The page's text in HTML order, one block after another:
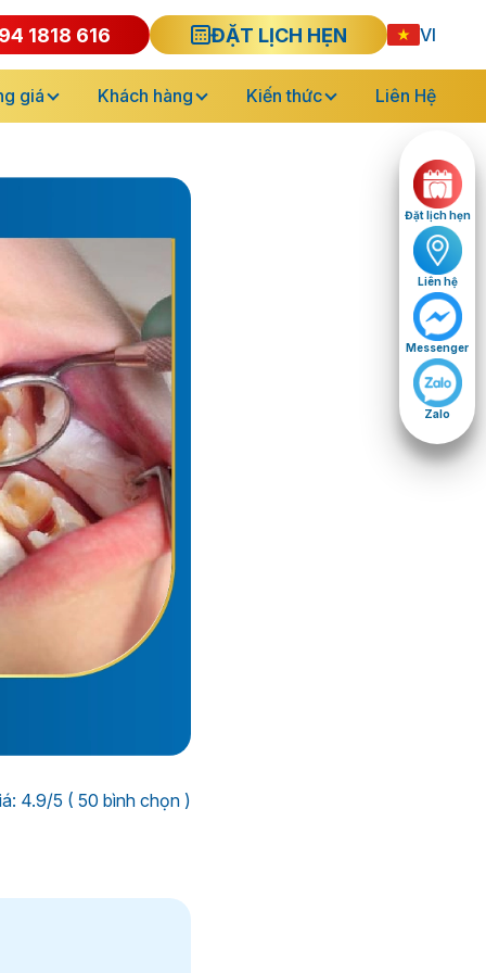
Đặt lịch hẹn
Liên hệ
Messenger
Zalo
1818 616 ĐẶT LỊCH HẸN VI
giá Khách hàng Kiến thức Liên Hệ
4.9/5 ( 50 bình chọn )